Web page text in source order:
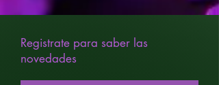
Autofloreciente desde Semilla
(días) 70
Altura en Interior (cm) 120-140cm
Altura en Exterior (cm) 140cm
Registrate para saber las
novedades